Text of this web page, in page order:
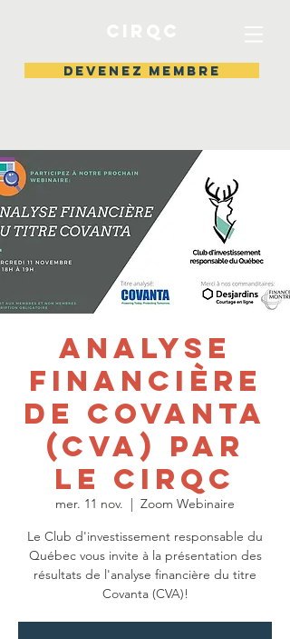
DEVENEZ MEMBRE
Analyse
Financière
de Covanta
(CVA) par
le CIRQC
mer. 11 nov.
  |
Zoom Webinaire
Le Club d'investissement responsable du
Québec vous invite à la présentation des
résultats de l'analyse financière du titre
Covanta (CVA)!